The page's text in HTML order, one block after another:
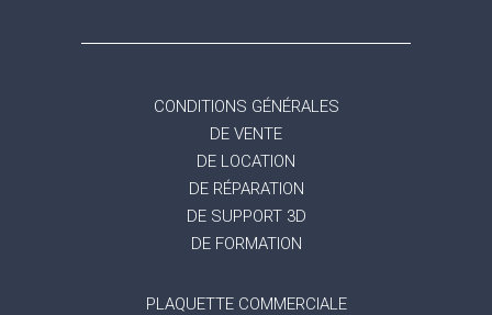
CONDITIONS GÉNÉRALES
DE VENTE
DE LOCATION
DE RÉPARATION
DE SUPPORT 3D
DE FORMATION
PLAQUETTE COMMERCIALE